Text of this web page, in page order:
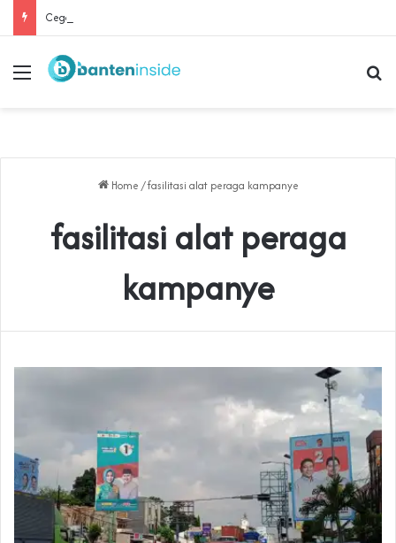
Menu
Home /fasilitasi alat peraga kampanye
fasilitasi alat peraga
kampanye